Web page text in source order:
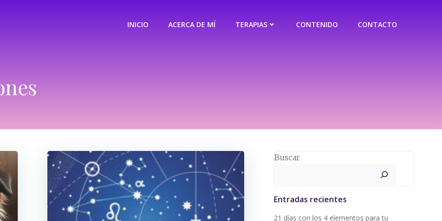
INICIO ACERCA DE MÍ TERAPIAS CONTENIDO CONTACTO
Buscar
Entradas recientes
21 días con los 4 elementos para tu